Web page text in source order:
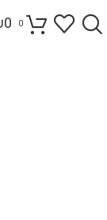
0
0